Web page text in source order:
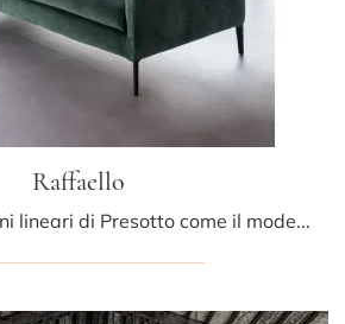
Raffaello
Con salotti e divani lineari di Presotto come il modello Raffaello in tessuto, potrai ultimare il tuo progetto d'arredo.